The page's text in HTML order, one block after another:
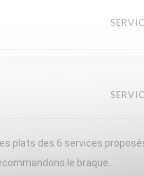
plats des 6 services
le braque…